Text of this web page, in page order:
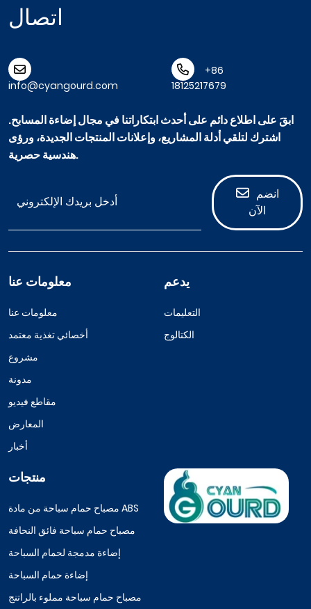
اتصال
info@cyangourd.com
+86
18125217679
ابقَ على اطلاع دائم على أحدث ابتكاراتنا في مجال إضاءة المسابح.
اشترك لتلقي أدلة المشاريع، وإعلانات المنتجات الجديدة، ورؤى
هندسية حصرية.
انضم
الآن
معلومات عنا
معلومات عنا
أخصائي تغذية معتمد
مشروع
مدونة
مقاطع فيديو
المعارض
أخبار
يدعم
التعليمات
الكتالوج
منتجات
مصباح حمام سباحة من مادة ABS
مصباح حمام سباحة فائق النحافة
إضاءة مدمجة لحمام السباحة
إضاءة حمام السباحة
مصباح حمام سباحة مملوء بالراتنج